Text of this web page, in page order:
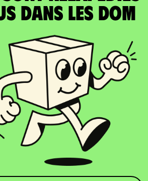
dans les DOM